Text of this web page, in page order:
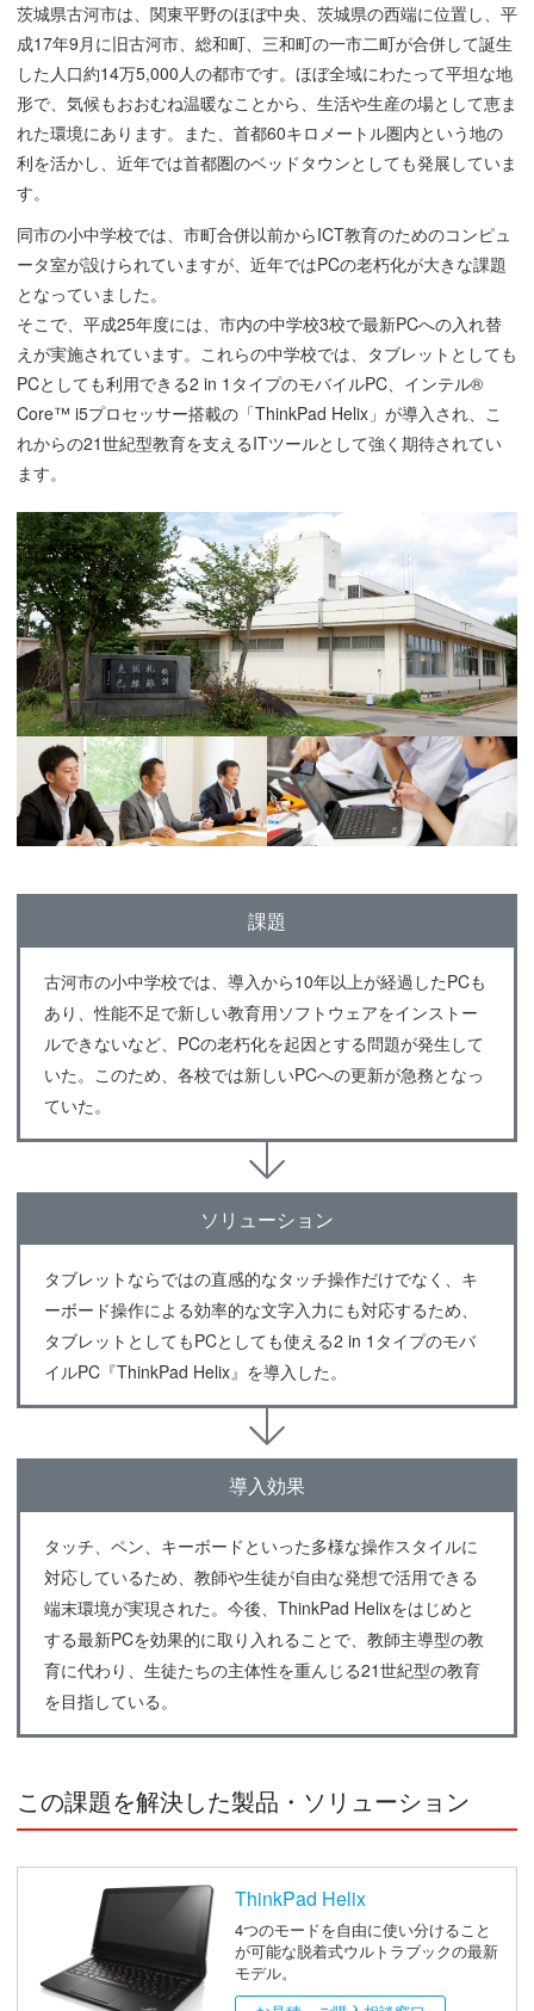
茨城県古河市は、関東平野のほぼ中央、茨城県の西端に位置し、平
成17年9月に旧古河市、総和町、三和町の一市二町が合併して誕生
した人口約14万5,000人の都市です。ほぼ全域にわたって平坦な地
形で、気候もおおむね温暖なことから、生活や生産の場として恵ま
れた環境にあります。また、首都60キロメートル圏内という地の
利を活かし、近年では首都圏のベッドタウンとしても発展していま
す。
同市の小中学校では、市町合併以前からICT教育のためのコンピュ
ータ室が設けられていますが、近年ではPCの老朽化が大きな課題
となっていました。
そこで、平成25年度には、市内の中学校3校で最新PCへの入れ替
えが実施されています。これらの中学校では、タブレットとしても
PCとしても利用できる2 in 1タイプのモバイルPC、インテル®
Core™ i5プロセッサー搭載の「ThinkPad Helix」が導入され、こ
れからの21世紀型教育を支えるITツールとして強く期待されてい
ます。
課題
古河市の小中学校では、導入から10年以上が経過したPCも
あり、性能不足で新しい教育用ソフトウェアをインストー
ルできないなど、PCの老朽化を起因とする問題が発生して
いた。このため、各校では新しいPCへの更新が急務となっ
ていた。
ソリューション
タブレットならではの直感的なタッチ操作だけでなく、キ
ーボード操作による効率的な文字入力にも対応するため、
タブレットとしてもPCとしても使える2 in 1タイプのモバ
イルPC『ThinkPad Helix』を導入した。
導入効果
タッチ、ペン、キーボードといった多様な操作スタイルに
対応しているため、教師や生徒が自由な発想で活用できる
端末環境が実現された。今後、ThinkPad Helixをはじめと
する最新PCを効果的に取り入れることで、教師主導型の教
育に代わり、生徒たちの主体性を重んじる21世紀型の教育
を目指している。
この課題を解決した製品・ソリューション
ThinkPad Helix
4つのモードを自由に使い分けること
が可能な脱着式ウルトラブックの最新
モデル。